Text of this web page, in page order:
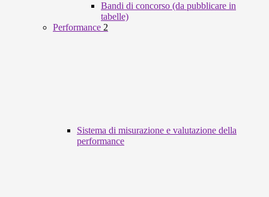
Bandi di concorso (da pubblicare in
tabelle)
Performance 2
Sistema di misurazione e valutazione della
performance